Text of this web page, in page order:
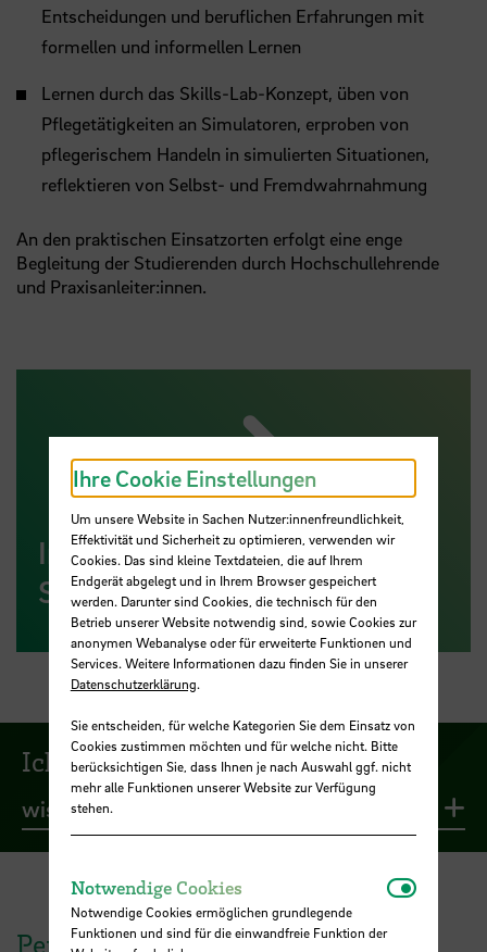
Entscheidungen und beruflichen Erfahrungen mit
formellen und informellen Lernen
Lernen durch das Skills-Lab-Konzept, üben von
Pflegetätigkeiten an Simulatoren, erproben von
pflegerischem Handeln in simulierten Situationen,
reflektieren von Selbst- und Fremdwahrnahmung
An den praktischen Einsatzorten erfolgt eine enge
Begleitung der Studierenden durch Hochschullehrende
und Praxisanleiter:innen.
Info-Termine für
Studieninteressierte
Ich möchte...
wissen, was ich erwarten kann
Perspektiven
Ihre Cookie Einstellungen
Um unsere Website in Sachen Nutzer:innenfreundlichkeit,
Effektivität und Sicherheit zu optimieren, verwenden wir
Cookies. Das sind kleine Textdateien, die auf Ihrem
Endgerät abgelegt und in Ihrem Browser gespeichert
werden. Darunter sind Cookies, die technisch für den
Betrieb unserer Website notwendig sind, sowie Cookies zur
anonymen Webanalyse oder für erweiterte Funktionen und
Services. Weitere Informationen dazu finden Sie in unserer
Datenschutzerklärung.
Sie entscheiden, für welche Kategorien Sie dem Einsatz von
Cookies zustimmen möchten und für welche nicht. Bitte
berücksichtigen Sie, dass Ihnen je nach Auswahl ggf. nicht
mehr alle Funktionen unserer Website zur Verfügung
stehen.
Notwendige Cookies
Notwendige Cookies ermöglichen grundlegende
Funktionen und sind für die einwandfreie Funktion der